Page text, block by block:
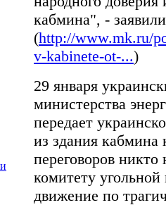
кабмина", -
(http://www.mk.ru/
v-kabinete-ot-...)
29 января
министерства
передает
из здания кабмина
переговоров
комитету
движение по